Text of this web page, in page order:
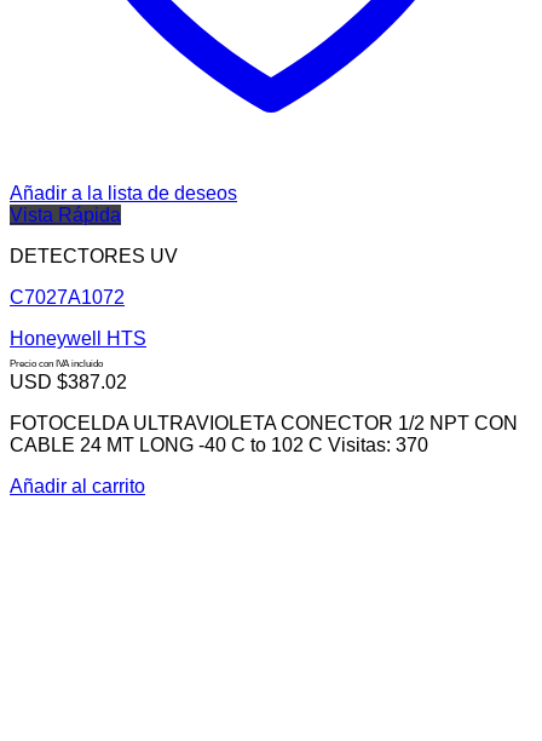
Añadir a la lista de deseos
Vista Rápida
DETECTORES UV
C7027A1072
Honeywell HTS
Precio con IVA incluido
USD $387.02
FOTOCELDA ULTRAVIOLETA CONECTOR 1/2 NPT CON
CABLE 24 MT LONG -40 C to 102 C Visitas: 370
Añadir al carrito